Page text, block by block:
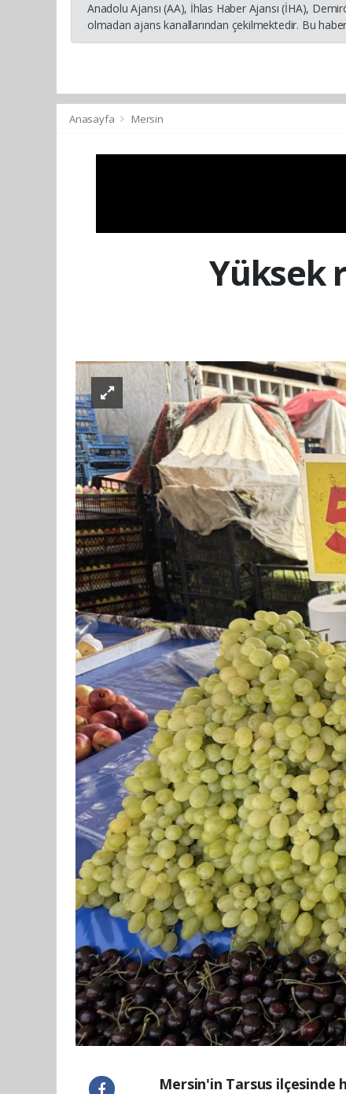
Anadolu Ajansı (AA), İhlas Haber Ajansı (İHA),
olmadan ajans kanallarından çekilmektedir. Bu
Anasayfa Mersin
Yüksek
Mersin'in Tarsus ilçesinde